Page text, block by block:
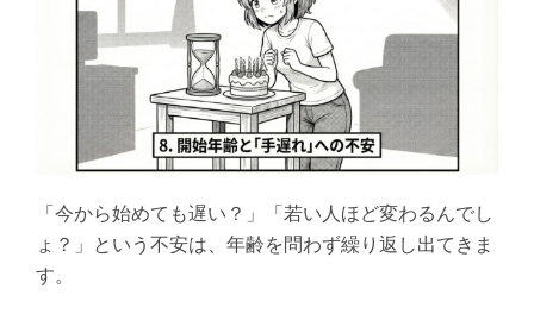
「今から始めても遅い？」「若い人ほど変わるんでし
ょ？」という不安は、年齢を問わず繰り返し出てきま
す。